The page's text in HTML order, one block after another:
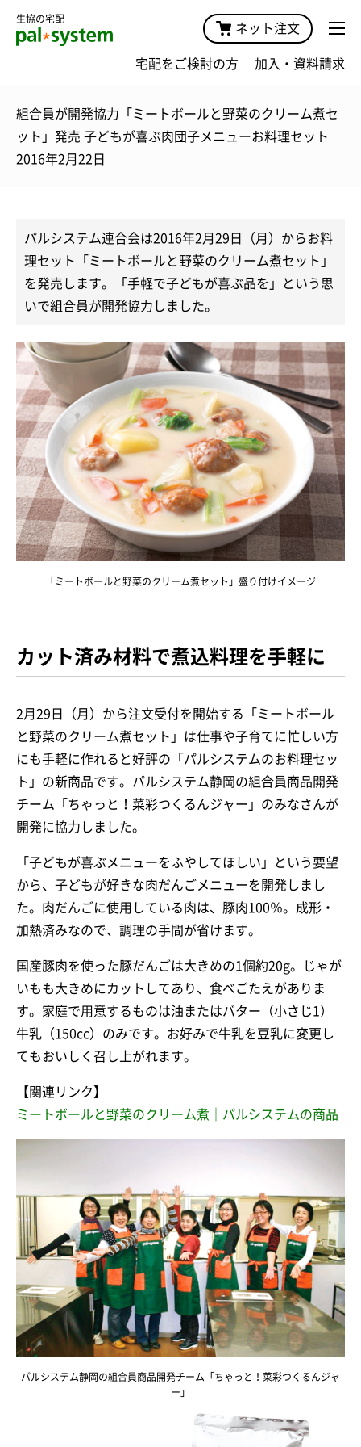
生協の宅配
ネット注文
宅配をご検討の方 加入・資料請求
組合員が開発協力「ミートボールと野菜のクリーム煮セ
ット」発売 子どもが喜ぶ肉団子メニューお料理セット
2016年2月22日
パルシステム連合会は2016年2月29日（月）からお料
理セット「ミートボールと野菜のクリーム煮セット」
を発売します。「手軽で子どもが喜ぶ品を」という思
いで組合員が開発協力しました。
「ミートボールと野菜のクリーム煮セット」盛り付けイメージ
カット済み材料で煮込料理を手軽に
2月29日（月）から注文受付を開始する「ミートボール
と野菜のクリーム煮セット」は仕事や子育てに忙しい方
にも手軽に作れると好評の「パルシステムのお料理セッ
ト」の新商品です。パルシステム静岡の組合員商品開発
チーム「ちゃっと！菜彩つくるんジャー」のみなさんが
開発に協力しました。
「子どもが喜ぶメニューをふやしてほしい」という要望
から、子どもが好きな肉だんごメニューを開発しまし
た。肉だんごに使用している肉は、豚肉100％。成形・
加熱済みなので、調理の手間が省けます。
国産豚肉を使った豚だんごは大きめの1個約20g。じゃが
いもも大きめにカットしてあり、食べごたえがありま
す。家庭で用意するものは油またはバター（小さじ1）
牛乳（150cc）のみです。お好みで牛乳を豆乳に変更し
てもおいしく召し上がれます。
【関連リンク】
ミートボールと野菜のクリーム煮｜パルシステムの商品
パルシステム静岡の組合員商品開発チーム「ちゃっと！菜彩つくるんジャ
ー」